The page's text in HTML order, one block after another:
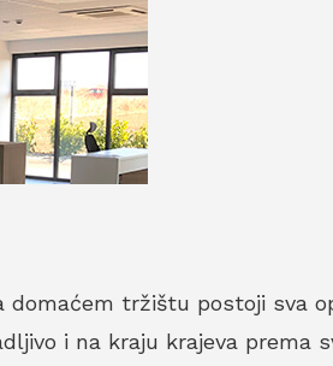
domaćem tržištu postoji sva
i na kraju krajeva prema